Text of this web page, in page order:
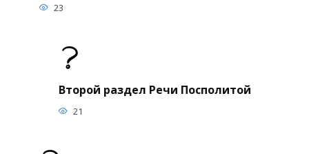
23
Второй раздел Речи Посполитой
21